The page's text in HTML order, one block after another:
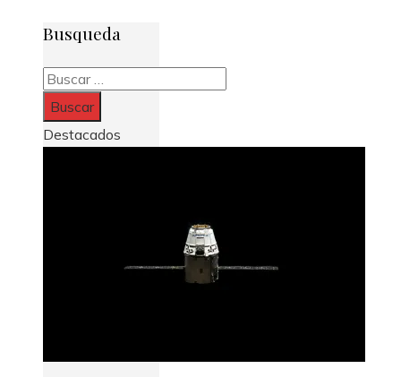
Busqueda
Buscar:
Destacados